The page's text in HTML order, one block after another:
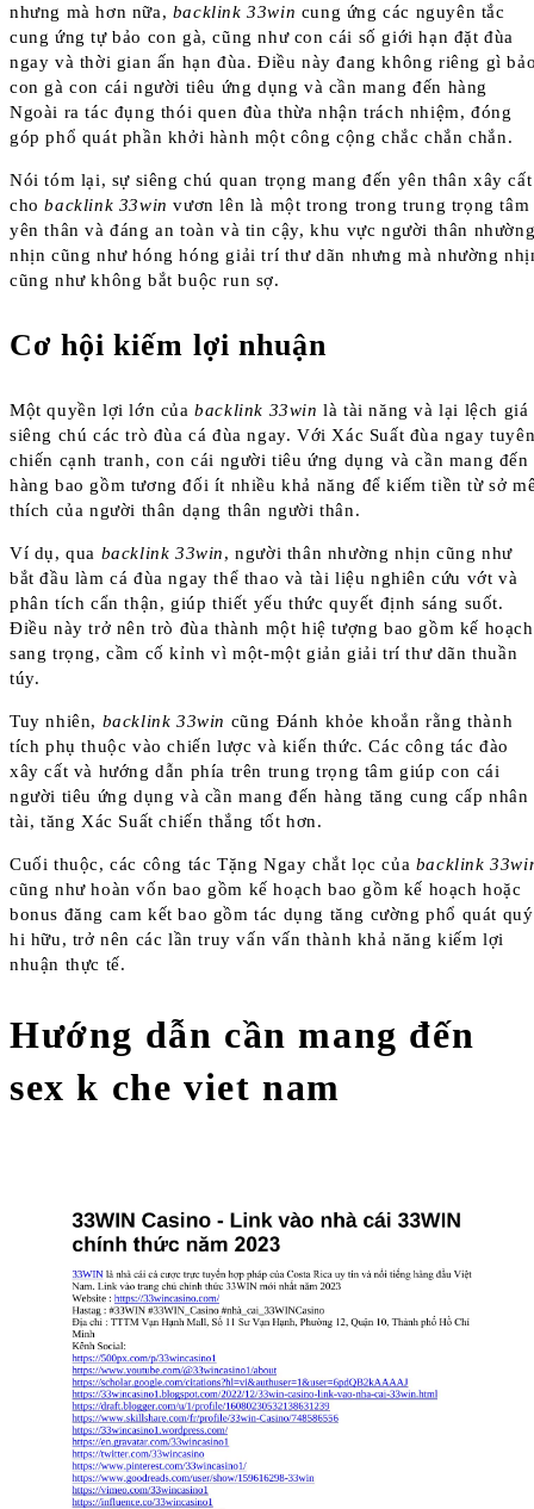
nhưng mà hơn nữa, backlink 33win cung ứng các nguyên tắc
cung ứng tự bảo con gà, cũng như con cái số giới hạn đặt đùa
ngay và thời gian ấn hạn đùa. Điều này đang không riêng gì
con gà con cái người tiêu ứng dụng và cần mang đến hàng
Ngoài ra tác đụng thói quen đùa thừa nhận trách nhiệm, đóng
góp phổ quát phần khởi hành một công cộng chắc chắn chắn.
Nói tóm lại, sự siêng chú quan trọng mang đến yên thân xây cất
chobacklink 33win vươn lên là một trong trong trung trọng tâm
yên thân và đáng an toàn và tin cậy, khu vực người thân
nhịn cũng như hóng hóng giải trí thư dãn nhưng mà nhường
cũng như không bắt buộc run sợ.
Cơ hội kiếm lợi nhuận
Một quyền lợi lớn củabacklink 33win là tài năng và lại lệch giá
siêng chú các trò đùa cá đùa ngay. Với Xác Suất đùa ngay
chiến cạnh tranh, con cái người tiêu ứng dụng và cần mang đến
hàng bao gồm tương đối ít nhiều khả năng để kiếm tiền từ sở
thích của người thân dạng thân người thân.
Ví dụ, qua backlink 33win, người thân nhường nhịn cũng như
bắt đầu làm cá đùa ngay thể thao và tài liệu nghiên cứu vớt và
phân tích cẩn thận, giúp thiết yếu thức quyết định sáng suốt.
Điều này trở nên trò đùa thành một hiệ tượng bao gồm kế hoạch
sang trọng, cầm cố kỉnh vì một-một giản giải trí thư dãn thuần
túy.
Tuy nhiên, backlink 33win cũng Đánh khỏe khoắn rằng thành
tích phụ thuộc vào chiến lược và kiến thức. Các công tác đào
xây cất và hướng dẫn phía trên trung trọng tâm giúp con cái
người tiêu ứng dụng và cần mang đến hàng tăng cung cấp nhân
tài, tăng Xác Suất chiến thắng tốt hơn.
Cuối thuộc, các công tác Tặng Ngay chắt lọc của backlink
cũng như hoàn vốn bao gồm kế hoạch bao gồm kế hoạch hoặc
bonus đăng cam kết bao gồm tác dụng tăng cường phổ quát quý
hi hữu, trở nên các lần truy vấn vấn thành khả năng kiếm lợi
nhuận thực tế.
Hướng dẫn cần mang đến
sex k che viet nam